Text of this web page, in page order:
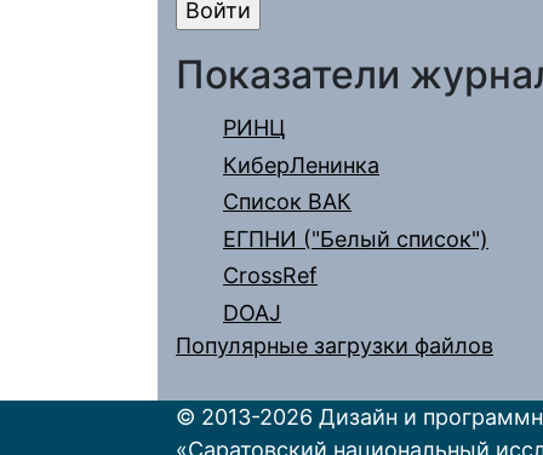
Показатели
РИНЦ
КиберЛенинка
Список ВАК
ЕГПНИ ("Белый список")
CrossRef
DOAJ
Популярные загрузки файлов
© 2013-2026 Дизайн и
«Саратовский национальный